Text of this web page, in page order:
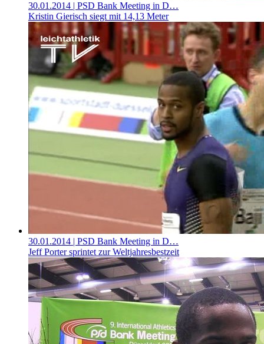
30.01.2014 | PSD Bank Meeting in D…
Kristin Gierisch siegt mit 14,13 Meter
30.01.2014 | PSD Bank Meeting in D…
Jeff Porter sprintet zur Weltjahresbestzeit